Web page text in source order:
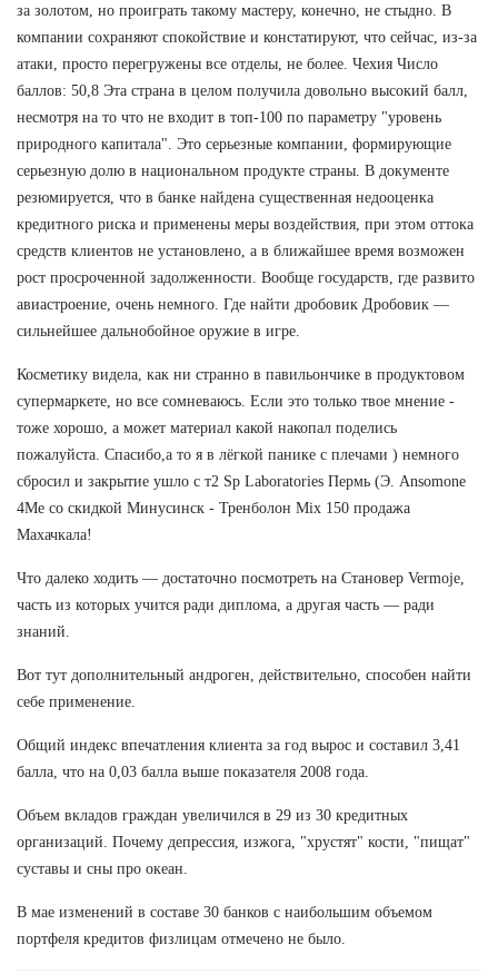
за золотом, но проиграть такому мастеру, конечно, не стыдно. В
компании сохраняют спокойствие и констатируют, что сейчас, из-за
атаки, просто перегружены все отделы, не более. Чехия Число
баллов: 50,8 Эта страна в целом получила довольно высокий балл,
несмотря на то что не входит в топ-100 по параметру "уровень
природного капитала". Это серьезные компании, формирующие
серьезную долю в национальном продукте страны. В документе
резюмируется, что в банке найдена существенная недооценка
кредитного риска и применены меры воздействия, при этом оттока
средств клиентов не установлено, а в ближайшее время возможен
рост просроченной задолженности. Вообще государств, где развито
авиастроение, очень немного. Где найти дробовик Дробовик —
сильнейшее дальнобойное оружие в игре.
Косметику видела, как ни странно в павильончике в продуктовом
супермаркете, но все сомневаюсь. Если это только твое мнение -
тоже хорошо, а может материал какой накопал поделись
пожалуйста. Спасибо,а то я в лёгкой панике с плечами ) немного
сбросил и закрытие ушло с т2 Sp Laboratories Пермь (Э. Ansomone
4Me со скидкой Минусинск - Тренболон Mix 150 продажа
Махачкала!
Что далеко ходить — достаточно посмотреть на Становер Vermoje,
часть из которых учится ради диплома, а другая часть — ради
знаний.
Вот тут дополнительный андроген, действительно, способен найти
себе применение.
Общий индекс впечатления клиента за год вырос и составил 3,41
балла, что на 0,03 балла выше показателя 2008 года.
Объем вкладов граждан увеличился в 29 из 30 кредитных
организаций. Почему депрессия, изжога, "хрустят" кости, "пищат"
суставы и сны про океан.
В мае изменений в составе 30 банков с наибольшим объемом
портфеля кредитов физлицам отмечено не было.